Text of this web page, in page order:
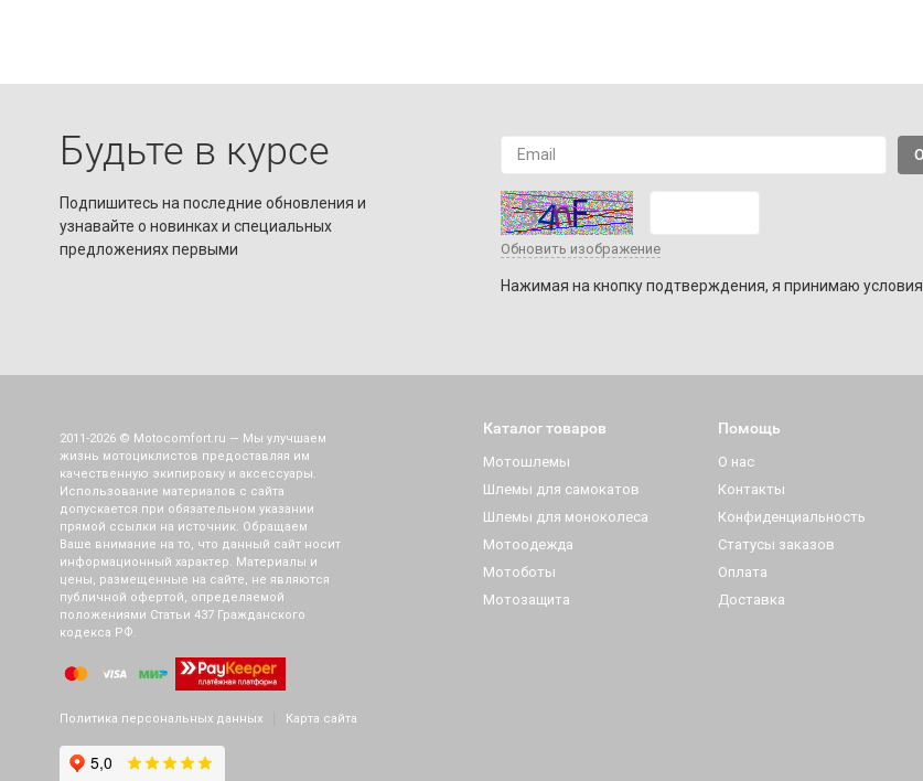
Будьте в курсе
Подпишитесь на последние обновления и
узнавайте о новинках и специальных
предложениях первыми
Обновить изображение
Нажимая на кнопку подтверждения, я принимаю условия
2011-2026 © Motocomfort.ru — Мы улучшаем
жизнь мотоциклистов предоставляя им
качественную экипировку и аксессуары.
Использование материалов с сайта
допускается при обязательном указании
прямой ссылки на источник. Обращаем
Ваше внимание на то, что данный сайт носит
информационный характер. Материалы и
цены, размещенные на сайте, не являются
публичной офертой, определяемой
положениями Статьи 437 Гражданского
кодекса РФ.
Политика персональных данных Карта сайта
Каталог товаров
Мотошлемы
Шлемы для самокатов
Шлемы для моноколеса
Мотоодежда
Мотоботы
Мотозащита
Помощь
О нас
Контакты
Конфиденциальность
Статусы заказов
Оплата
Доставка